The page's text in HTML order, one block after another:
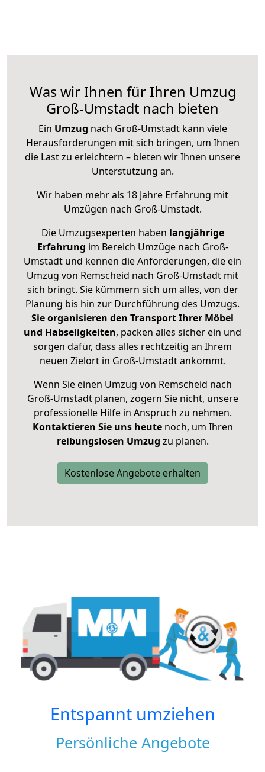
Was wir Ihnen für Ihren Umzug
Groß-Umstadt nach bieten
Ein Umzug nach Groß-Umstadt kann viele
Herausforderungen mit sich bringen, um Ihnen
die Last zu erleichtern – bieten wir Ihnen unsere
Unterstützung an.
Wir haben mehr als 18 Jahre Erfahrung mit
Umzügen nach Groß-Umstadt.
Die Umzugsexperten haben langjährige
Erfahrung im Bereich Umzüge nach Groß-
Umstadt und kennen die Anforderungen, die ein
Umzug von Remscheid nach Groß-Umstadt mit
sich bringt. Sie kümmern sich um alles, von der
Planung bis hin zur Durchführung des Umzugs.
Sie organisieren den Transport Ihrer Möbel
und Habseligkeiten, packen alles sicher ein und
sorgen dafür, dass alles rechtzeitig an Ihrem
neuen Zielort in Groß-Umstadt ankommt.
Wenn Sie einen Umzug von Remscheid nach
Groß-Umstadt planen, zögern Sie nicht, unsere
professionelle Hilfe in Anspruch zu nehmen.
Kontaktieren Sie uns heutenoch, um Ihren
reibungslosen Umzug zu planen.
Kostenlose Angebote erhalten
Entspannt umziehen
Persönliche Angebote